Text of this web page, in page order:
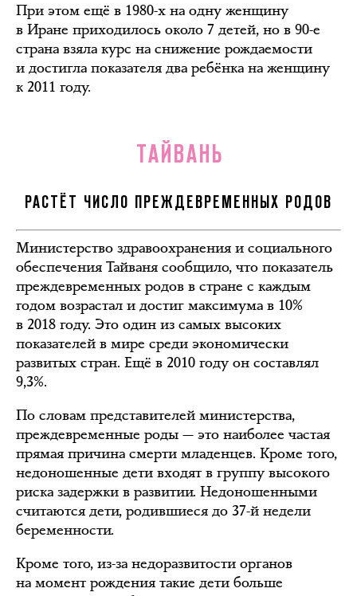
При этом ещё в 1980-х на одну женщину
в Иране приходилось около 7 детей, но в 90-е
страна взяла курс на снижение рождаемости
и достигла показателя два ребёнка на женщину
к 2011 году.
ТАЙВАНЬ
РАСТЁТ ЧИСЛО ПРЕЖДЕВРЕМЕННЫХ РОДОВ
Министерство здравоохранения и социального
обеспечения Тайваня сообщило, что показатель
преждевременных родов в стране с каждым
годом возрастал и достиг максимума в 10%
в 2018 году. Это один из самых высоких
показателей в мире среди экономически
развитых стран. Ещё в 2010 году он составлял
9,3%.
По словам представителей министерства,
преждевременные роды — это наиболее частая
прямая причина смерти младенцев. Кроме того,
недоношенные дети входят в группу высокого
риска задержки в развитии. Недоношенными
считаются дети, родившиеся до 37-й недели
беременности.
Кроме того, из-за недоразвитости органов
на момент рождения такие дети больше